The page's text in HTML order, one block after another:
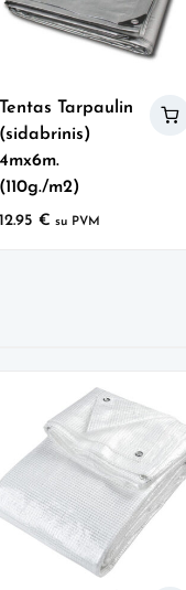
Tentas Tarpaulin
(sidabrinis)
4mx6m.
(110g./m2)
12.95€ su PVM